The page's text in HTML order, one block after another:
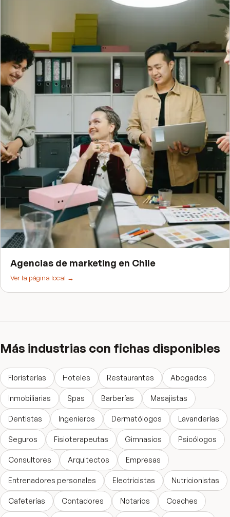
Agencias de marketing en Chile
Ver la página local →
Más industrias con fichas disponibles
Floristerías Hoteles Restaurantes Abogados
Inmobiliarias Spas Barberías Masajistas
Dentistas Ingenieros Dermatólogos Lavanderías
Seguros Fisioterapeutas Gimnasios Psicólogos
Consultores Arquitectos Empresas
Entrenadores personales Electricistas Nutricionistas
Cafeterías Contadores Notarios Coaches